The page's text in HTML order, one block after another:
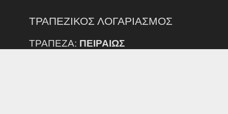
ΤΡΑΠΕΖΙΚΟΣ ΛΟΓΑΡΙΑΣΜΟΣ
ΤΡΑΠΕΖΑ: ΠΕΙΡΑΙΩΣ